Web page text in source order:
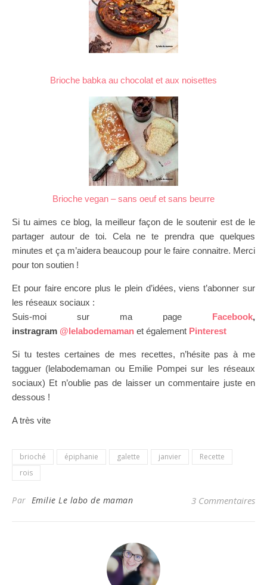
Brioche babka au chocolat et aux noisettes
Brioche vegan – sans oeuf et sans beurre
Si tu aimes ce blog, la meilleur façon de le soutenir est de le
partager autour de toi. Cela ne te prendra que quelques
minutes et ça m’aidera beaucoup pour le faire connaitre. Merci
pour ton soutien !
Et pour faire encore plus le plein d’idées, viens t’abonner sur
les réseaux sociaux :
Suis-moi sur ma page Facebook,
instragram @lelabodemaman et également Pinterest
Si tu testes certaines de mes recettes, n’hésite pas à me
tagguer (lelabodemaman ou Emilie Pompei sur les réseaux
sociaux) Et n’oublie pas de laisser un commentaire juste en
dessous !
A très vite
brioché épiphanie galette janvier
Recette
rois
Par Emilie Le labo de maman 3 Commentaires